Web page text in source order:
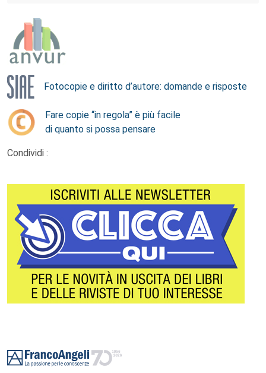
Fotocopie e diritto d’autore: domande e risposte
Fare copie “in regola” è più facile
di quanto si possa pensare
Condividi :